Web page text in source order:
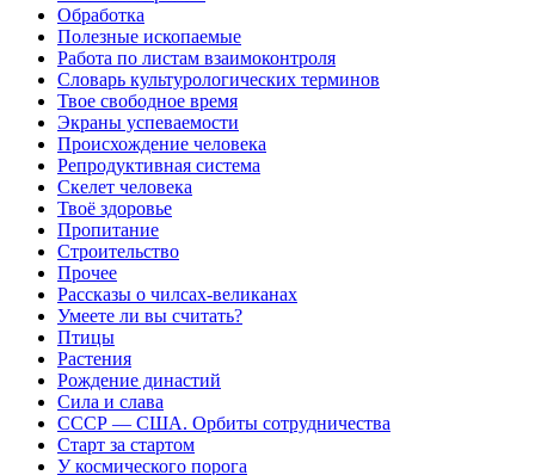
Обработка
Полезные ископаемые
Работа по листам взаимоконтроля
Словарь культурологических терминов
Твое свободное время
Экраны успеваемости
Происхождение человека
Репродуктивная система
Скелет человека
Твоё здоровье
Пропитание
Строительство
Прочее
Рассказы о чилсах-великанах
Умеете ли вы считать?
Птицы
Растения
Рождение династий
Сила и слава
СССР — США. Орбиты сотрудничества
Старт за стартом
У космического порога